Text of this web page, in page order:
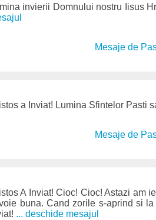
invierii Domnului nostru Iisus
Mesaje de
a Inviat! Lumina Sfintelor Pasti
Mesaje de
A Inviat! Cioc! Cioc! Astazi am
buna. Cand zorile s-aprind si
... deschide mesajul